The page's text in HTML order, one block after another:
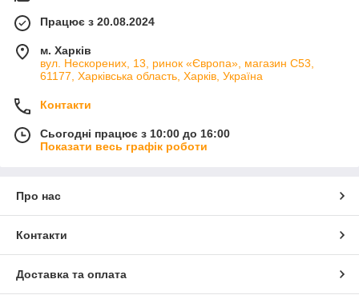
Працює з 20.08.2024
м. Харків
вул. Нескорених, 13, ринок «Європа», магазин С53,
61177, Харківська область, Харків, Україна
Контакти
Сьогодні працює з 10:00 до 16:00
Показати весь графік роботи
Про нас
Контакти
Доставка та оплата